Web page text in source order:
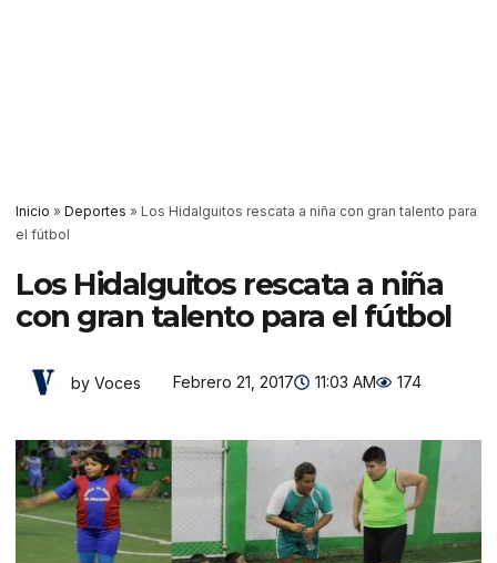
Inicio » Deportes » Los Hidalguitos rescata a niña con gran talento para
el fútbol
Los Hidalguitos rescata a niña
con gran talento para el fútbol
by Voces Febrero 21, 2017 11:03 AM 174